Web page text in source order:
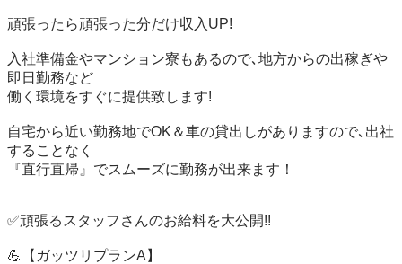
頑張ったら頑張った分だけ収入UP!
入社準備金やマンション寮もあるので､地方からの出稼ぎや
即日勤務など
働く環境をすぐに提供致します!
自宅から近い勤務地でOK＆車の貸出しがありますので､出社
することなく
『直行直帰』でスムーズに勤務が出来ます！
✅頑張るスタッフさんのお給料を大公開!!
💪【ガッツリプランA】